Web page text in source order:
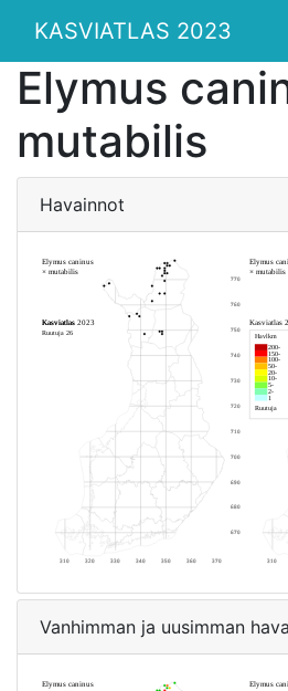
KASVIATLAS 2023
Elymus
mutabilis
Havainnot
Vanhimman ja uusimman